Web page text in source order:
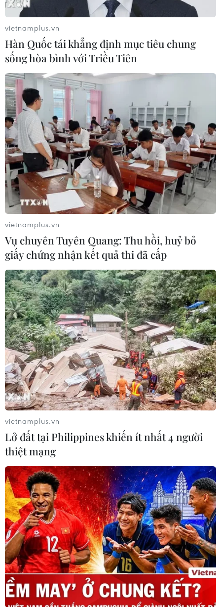
Chấn động bạo lực học đường: Chỉ là phần
nổi của 'tảng băng trôi’
06/04/2019 22:21
Học sinh Hưng Yên đánh hội đồng, lột đồ bạn. Học sinh
lớp 5 ở Nghệ An dùng dao đâm bạn, giáo viên ở Bà
Rịa-Vũng Tàu đánh 22 học sinh bầm tím. Tuy nhiên, đó
chỉ là phần nổi của 'tảng băng trôi'.
Bạo lực học đường: Quan điểm lạc hậu và
lỗ hổng nhận thức pháp lý
07/04/2019 22:22
Quan điểm giáo dục quyền lực vẫn phổ biến trong xã
hội. Nhận thức sai dẫn đến hành vi sai, và trẻ em vẫn
tiếp tục bị xâm hại. Đến lượt mình, trẻ cũng học theo
người lớn, sai cả nhận thức lẫn hành vi.
vietnamplus.vn
Hàn Quốc tái khẳng định mục tiêu chung
sống hòa bình với Triều Tiên
vietnamplus.vn
Vụ chuyên Tuyên Quang: Thu hồi, huỷ bỏ
giấy chứng nhận kết quả thi đã cấp
vietnamplus.vn
Lở đất tại Philippines khiến ít nhất 4 người
thiệt mạng